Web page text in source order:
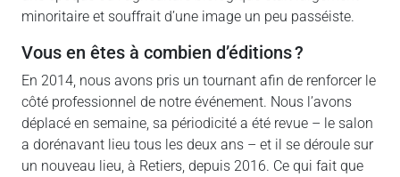
minoritaire et souffrait d’une image un peu passéiste.
vous en êtes à combien d’éditions ?
En 2014, nous avons pris un tournant afin de renforcer le
côté professionnel de notre événement. Nous l’avons
déplacé en semaine, sa périodicité a été revue – le salon
a dorénavant lieu tous les deux ans – et il se déroule sur
un nouveau lieu, à Retiers, depuis 2016. Ce qui fait que